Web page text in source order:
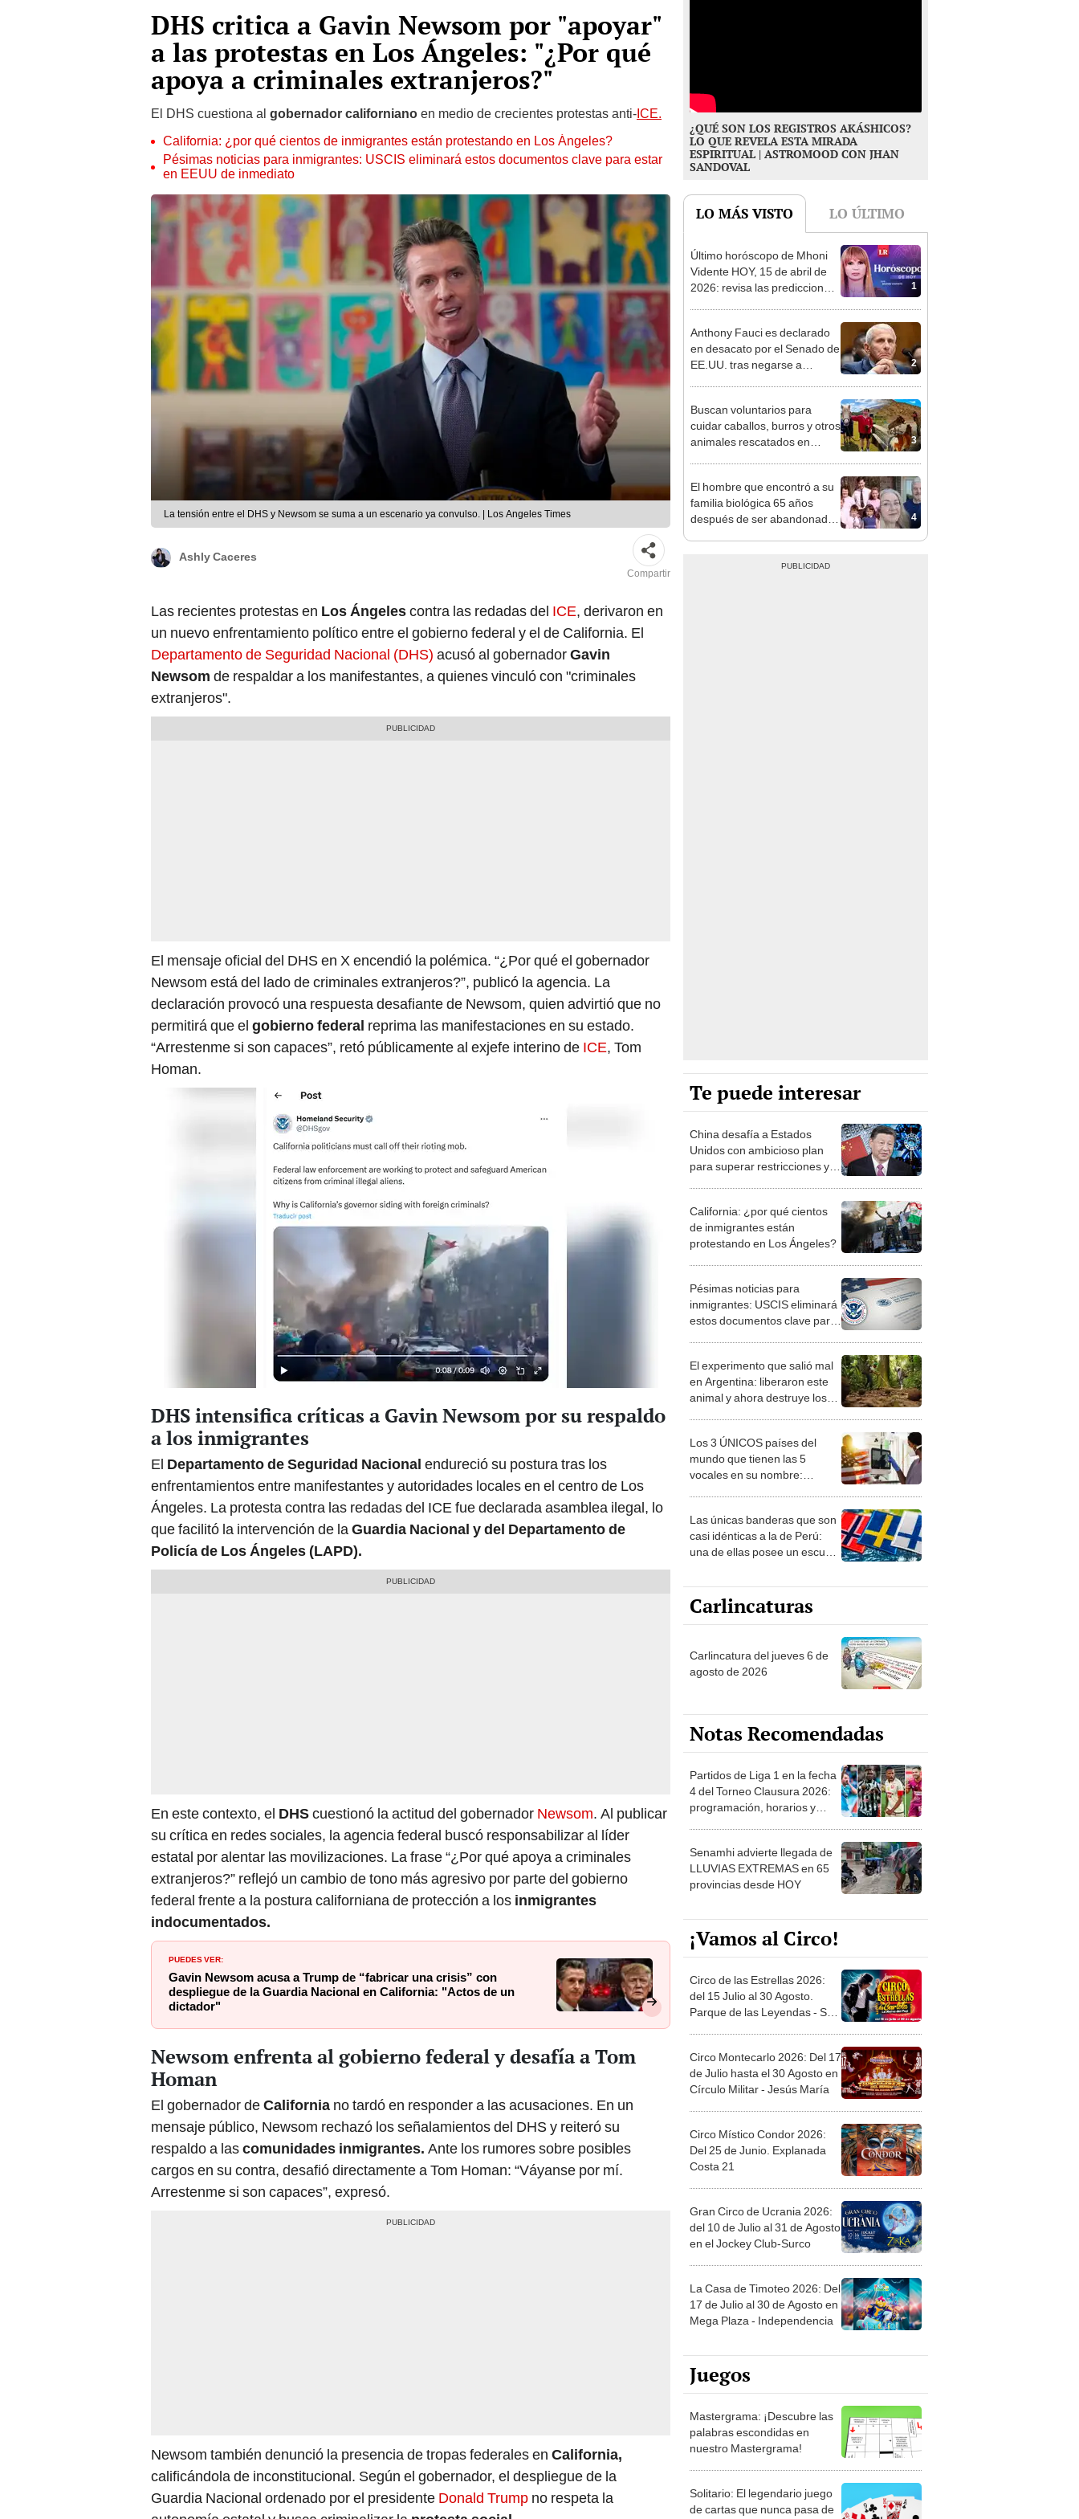
DHS critica a Gavin Newsom por "apoyar"
a las protestas en Los Ángeles: "¿Por qué
apoya a criminales extranjeros?"
El DHS cuestiona al gobernador californiano en medio de crecientes protestas anti-ICE.
California: ¿por qué cientos de inmigrantes están protestando en Los Ángeles?
Pésimas noticias para inmigrantes: USCIS eliminará estos documentos clave para estar
en EEUU de inmediato
La tensión entre el DHS y Newsom se suma a un escenario ya convulso. | Los Angeles Times
Ashly Caceres
Compartir
Las recientes protestas en Los Ángelescontra las redadas del ICE, derivaron en
un nuevo enfrentamiento político entre el gobierno federal y el de California. El
Departamento de Seguridad Nacional (DHS) acusó al gobernadorGavin
Newsom de respaldar a los manifestantes, a quienes vinculó con "criminales
extranjeros".
El mensaje oficial del DHS en X encendió la polémica. “¿Por qué el gobernador
Newsom está del lado de criminales extranjeros?”, publicó la agencia. La
declaración provocó una respuesta desafiante de Newsom, quien advirtió que no
permitirá que el gobierno federal reprima las manifestaciones en su estado.
“Arrestenme si son capaces”, retó públicamente al exjefe interino de ICE, Tom
Homan.
DHS intensifica críticas a Gavin Newsom por su respaldo
a los inmigrantes
El Departamento de Seguridad Nacional endureció su postura tras los
enfrentamientos entre manifestantes y autoridades locales en el centro de Los
Ángeles. La protesta contra las redadas del ICE fue declarada asamblea ilegal, lo
que facilitó la intervención de laGuardia Nacional y del Departamento de
Policía de Los Ángeles (LAPD).
En este contexto, el DHScuestionó la actitud del gobernador Newsom. Al publicar
su crítica en redes sociales, la agencia federal buscó responsabilizar al líder
estatal por alentar las movilizaciones. La frase “¿Por qué apoya a criminales
extranjeros?” reflejó un cambio de tono más agresivo por parte del gobierno
federal frente a la postura californiana de protección a los inmigrantes
indocumentados.
PUEDES VER:
Gavin Newsom acusa a Trump de “fabricar una crisis” con
despliegue de la Guardia Nacional en California: "Actos de un
dictador"
Newsom enfrenta al gobierno federal y desafía a Tom
Homan
El gobernador deCalifornia no tardó en responder a las acusaciones. En un
mensaje público, Newsom rechazó los señalamientos del DHS y reiteró su
respaldo a lascomunidades inmigrantes. Ante los rumores sobre posibles
cargos en su contra, desafió directamente a Tom Homan: “Váyanse por mí.
Arrestenme si son capaces”, expresó.
Newsom también denunció la presencia de tropas federales en California,
calificándola de inconstitucional. Según el gobernador, el despliegue de la
Guardia Nacional ordenado por el presidente Donald Trump no respeta la
¿QUÉ SON LOS REGISTROS AKÁSHICOS?
LO QUE REVELA ESTA MIRADA
ESPIRITUAL | ASTROMOOD CON JHAN
SANDOVAL
LO MÁS VISTO LO ÚLTIMO
1
Último horóscopo de Mhoni
Vidente HOY, 15 de abril de
2026: revisa las predicciones
2
Anthony Fauci es declarado
en desacato por el Senado de
EE.UU. tras negarse a
3
Buscan voluntarios para
cuidar caballos, burros y otros
animales rescatados en
4
El hombre que encontró a su
familia biológica 65 años
después de ser abandonado:
Te puede interesar
China desafía a Estados
Unidos con ambicioso plan
para superar restricciones y
California: ¿por qué cientos
de inmigrantes están
protestando en Los Ángeles?
Pésimas noticias para
inmigrantes: USCIS eliminará
estos documentos clave para
El experimento que salió mal
en Argentina: liberaron este
animal y ahora destruye los
Los 3 ÚNICOS países del
mundo que tienen las 5
vocales en su nombre:
Las únicas banderas que son
casi idénticas a la de Perú:
una de ellas posee un escudo
Carlincaturas
Carlincatura del jueves 6 de
agosto de 2026
Notas Recomendadas
Partidos de Liga 1 en la fecha
4 del Torneo Clausura 2026:
programación, horarios y
Senamhi advierte llegada de
LLUVIAS EXTREMAS en 65
provincias desde HOY
¡Vamos al Circo!
Circo de las Estrellas 2026:
del 15 Julio al 30 Agosto.
Parque de las Leyendas - San
Circo Montecarlo 2026: Del 17
de Julio hasta el 30 Agosto en
Círculo Militar - Jesús María
Circo Místico Condor 2026:
Del 25 de Junio. Explanada
Costa 21
Gran Circo de Ucrania 2026:
del 10 de Julio al 31 de Agosto
en el Jockey Club-Surco
La Casa de Timoteo 2026: Del
17 de Julio al 30 de Agosto en
Mega Plaza - Independencia
Juegos
Mastergrama: ¡Descubre las
palabras escondidas en
nuestro Mastergrama!
Solitario: El legendario juego
de cartas que nunca pasa de